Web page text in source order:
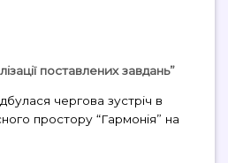
поставлених завдань”
чергова зустріч в
простору “Гармонія” на